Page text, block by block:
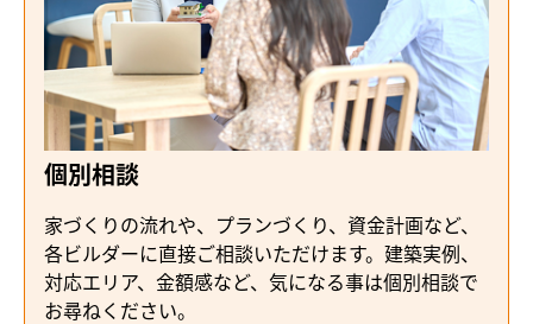
個別相談
家づくりの流れや、プランづくり、資金計画など、
各ビルダーに直接ご相談いただけます。建築実例、
対応エリア、金額感など、気になる事は個別相談で
お尋ねください。